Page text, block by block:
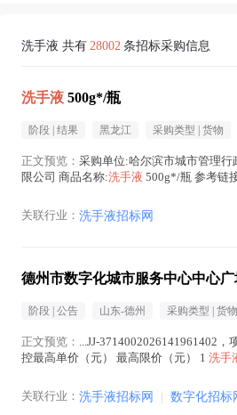
洗手液 共有 28002 条招标采购信息
洗手液 500g*/瓶
阶段 | 结果 黑龙江 采购类型 | 货物
正文预览： 采购单位:哈尔滨市城市管理行
限公司 商品名称:洗手液 500g*/瓶 参考链
关联行业： 洗手液招标网
德州市数字化城市服务中心中心
阶段 | 公告 山东-德州 采购类型 | 货物
正文预览： ...JJ-3714002026141961402
控最高单价（元） 最高限价（元） 1 洗手
关联行业： 洗手液招标网 | 数字化招标